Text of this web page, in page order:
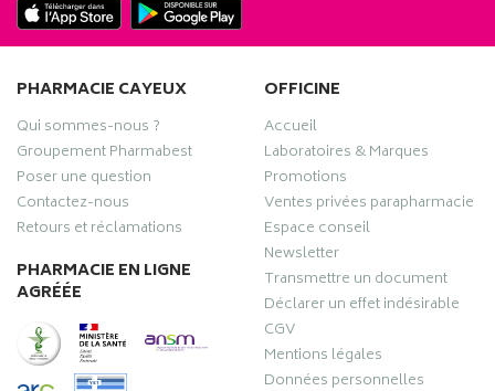
PHARMACIE CAYEUX
Qui sommes-nous ?
Groupement Pharmabest
Poser une question
Contactez-nous
Retours et réclamations
PHARMACIE EN LIGNE
AGRÉÉE
OFFICINE
Accueil
Laboratoires & Marques
Promotions
Ventes privées parapharmacie
Espace conseil
Newsletter
Transmettre un document
Déclarer un effet indésirable
CGV
Mentions légales
Données personnelles